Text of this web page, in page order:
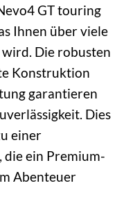
GT touring
Ihnen über viele
Die robusten
Konstruktion
garantieren
Dies
einer
die ein Premium-
Abenteuer